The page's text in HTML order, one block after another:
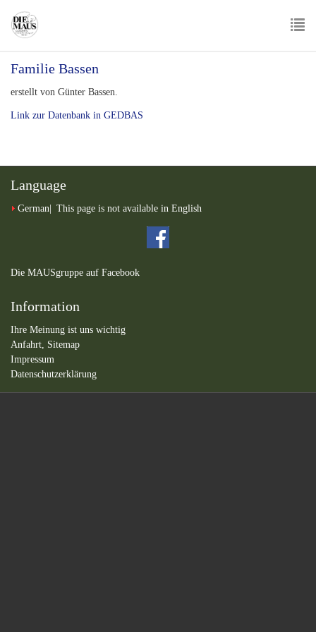
main
Familie Bassen
erstellt von Günter Bassen.
Link zur Datenbank in GEDBAS
Language
German This page is not available in English
Die MAUSgruppe auf Facebook
Information
Ihre Meinung ist uns wichtig
Anfahrt, Sitemap
Impressum
Datenschutzerklärung